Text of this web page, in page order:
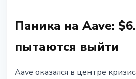
Паника на Aave:
пытаются выйти
Aave оказался в центре